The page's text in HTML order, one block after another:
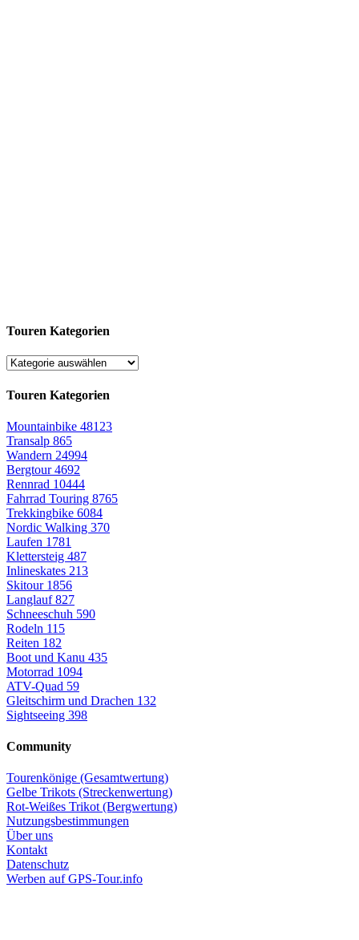
Touren Kategorien
Touren Kategorien
Mountainbike 48123
Transalp 865
Wandern 24994
Bergtour4692
Rennrad 10444
Fahrrad Touring 8765
Trekkingbike 6084
Nordic Walking 370
Laufen 1781
Klettersteig 487
Inlineskates 213
Skitour 1856
Langlauf827
Schneeschuh 590
Rodeln 115
Reiten 182
Boot und Kanu 435
Motorrad 1094
ATV-Quad 59
Gleitschirm und Drachen 132
Sightseeing 398
Community
Tourenkönige (Gesamtwertung)
Gelbe Trikots (Streckenwertung)
Rot-Weißes Trikot (Bergwertung)
Nutzungsbestimmungen
Über uns
Kontakt
Datenschutz
Werben auf GPS-Tour.info